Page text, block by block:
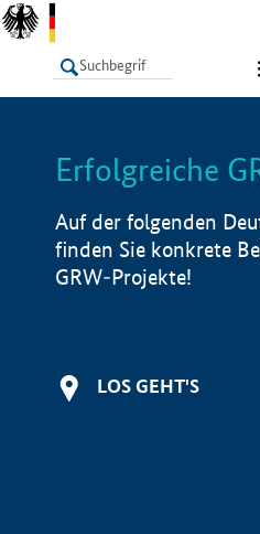
LISTE
Erfolgreiche
Auf der folgenden
finden Sie konkrete
GRW-Projekte!
LOS GEHT'S